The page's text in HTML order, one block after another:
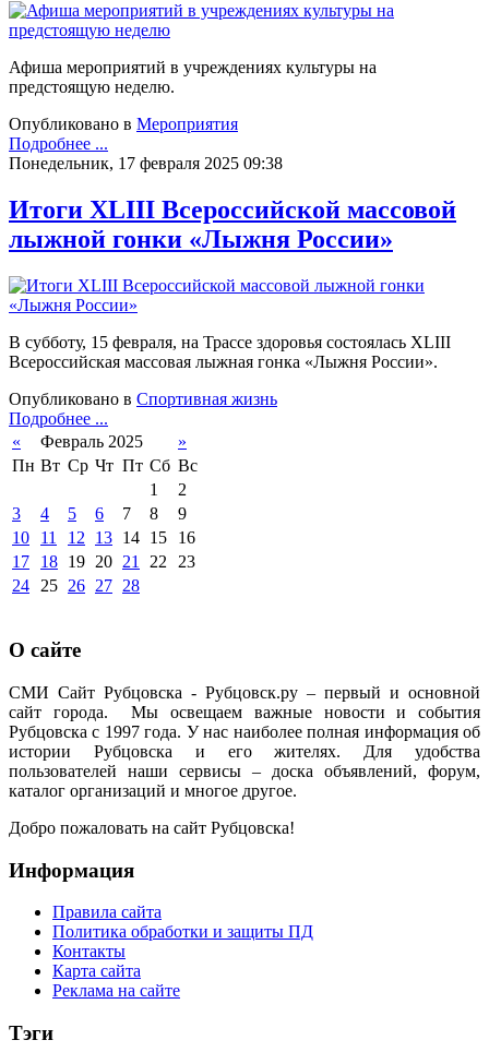
Афиша мероприятий в учреждениях культуры на
предстоящую неделю.
Опубликовано в Мероприятия
Подробнее ...
Понедельник, 17 февраля 2025 09:38
Итоги XLIII Всероссийской массовой
лыжной гонки «Лыжня России»
В субботу, 15 февраля, на Трассе здоровья состоялась XLIII
Всероссийская массовая лыжная гонка «Лыжня России».
Опубликовано в Спортивная жизнь
Подробнее ...
«
Февраль 2025
»
Пн Вт Ср Чт Пт Сб Вс
1
2
3
4 5 6 7 8
9
10
11 12 13 14 15
16
17
18 19 20 21 22
23
24
25 26 27 28
О сайте
СМИ Сайт Рубцовска - Рубцовск.ру – первый и основной
сайт города. Мы освещаем важные новости и события
Рубцовска с 1997 года. У нас наиболее полная информация об
истории Рубцовска и его жителях. Для удобства
пользователей наши сервисы – доска объявлений, форум,
каталог организаций и многое другое.
Добро пожаловать на сайт Рубцовска!
Информация
Правила сайта
Политика обработки и защиты ПД
Контакты
Карта сайта
Реклама на сайте
Тэги